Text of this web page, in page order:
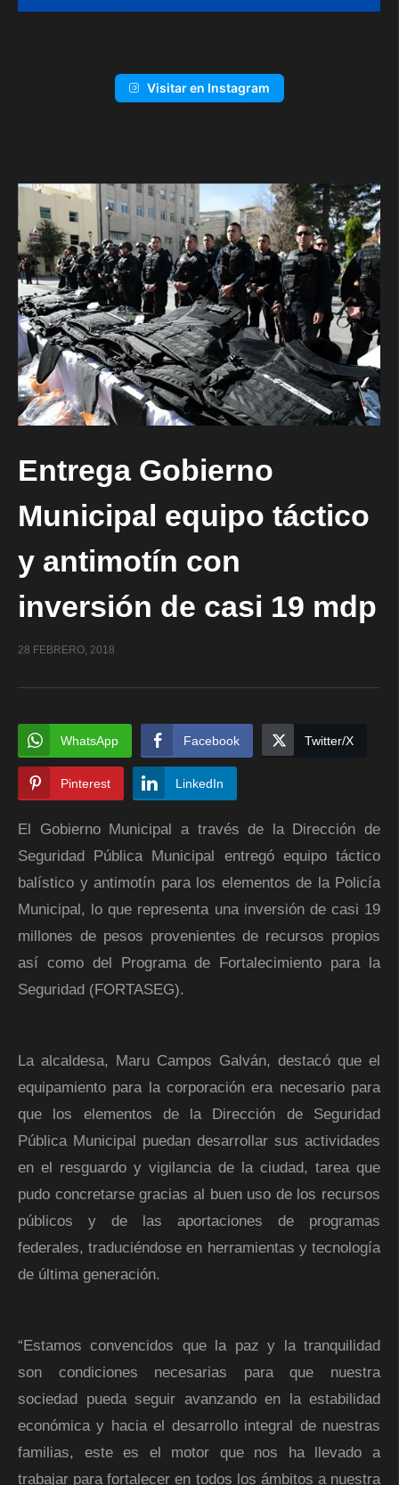
Visitar en Instagram
Entrega Gobierno
Municipal equipo táctico
y antimotín con
inversión de casi 19 mdp
28 FEBRERO, 2018
WhatsApp Facebook Twitter/X
Pinterest LinkedIn
El Gobierno Municipal a través de la Dirección de
Seguridad Pública Municipal entregó equipo táctico
balístico y antimotín para los elementos de la Policía
Municipal, lo que representa una inversión de casi 19
millones de pesos provenientes de recursos propios
así como del Programa de Fortalecimiento para la
Seguridad (FORTASEG).
La alcaldesa, Maru Campos Galván, destacó que el
equipamiento para la corporación era necesario para
que los elementos de la Dirección de Seguridad
Pública Municipal puedan desarrollar sus actividades
en el resguardo y vigilancia de la ciudad, tarea que
pudo concretarse gracias al buen uso de los recursos
públicos y de las aportaciones de programas
federales, traduciéndose en herramientas y tecnología
de última generación.
“Estamos convencidos que la paz y la tranquilidad
son condiciones necesarias para que nuestra
sociedad pueda seguir avanzando en la estabilidad
económica y hacia el desarrollo integral de nuestras
familias, este es el motor que nos ha llevado a
trabajar para fortalecer en todos los ámbitos a nuestra